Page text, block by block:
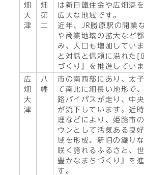
畑
大
津
畑
第
二
は新日鐵住金や広畑港
広大な地域です。
近年、JR勝原駅の開業
や商業地域の拡大など
み、人口も増加してい
と対話と信頼に溢れた[
づくり』を推進していま
広
畑
大
津
八
幡
市の南西部にあり、太
て南北に細長い地形で
路バイパスが走り、中
が流下しています。近
理などにより、姫路市
ウンとして活気ある良
域を形成、新旧の織り
咲く誇れるふるさと、
豊かなまちづくり』を
す。